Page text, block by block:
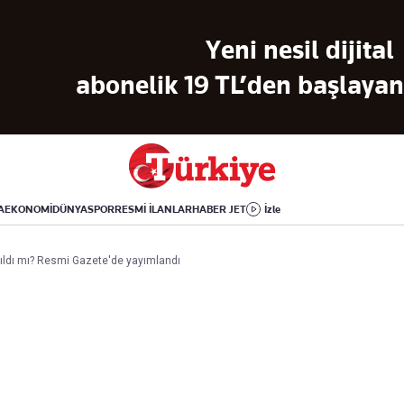
Yeni nesil dijital
abonelik 19 TL’den
EKONOMİDÜNYASPORRESMİ İLANLARHABER JET İzle
Amerika
İsrail-Gazze
Yemek
Aktüel
Sinema
Kitap
mı? Resmi Gazete'de yayımlandı